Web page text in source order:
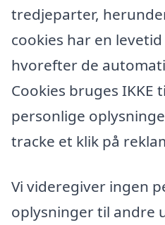
tredjeparter,
cookies har en
hvorefter de
Cookies bruges IKKE
personlige
tracke et klik på
Vi videregiver ingen
oplysninger til andre